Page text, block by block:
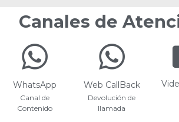
Canales de
WhatsApp
Canal de
Contenido
Web CallBack
Devolución de
llamada